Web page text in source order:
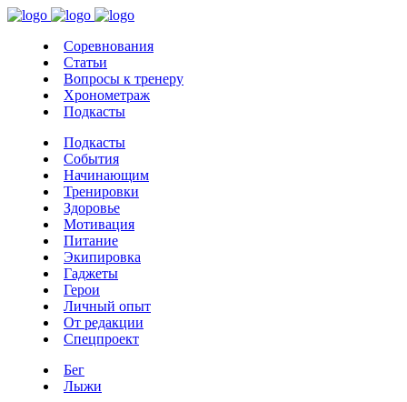
Соревнования
Статьи
Вопросы к тренеру
Хронометраж
Подкасты
Подкасты
События
Начинающим
Тренировки
Здоровье
Мотивация
Питание
Экипировка
Гаджеты
Герои
Личный опыт
От редакции
Спецпроект
Бег
Лыжи